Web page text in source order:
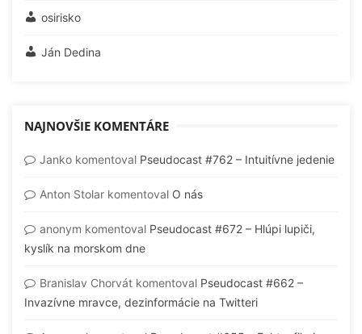
osirisko
Ján Dedina
NAJNOVŠIE KOMENTÁRE
Janko komentoval Pseudocast #762 – Intuitívne jedenie
Anton Stolar komentoval O nás
anonym komentoval Pseudocast #672 – Hlúpi lupiči,
kyslík na morskom dne
Branislav Chorvát komentoval Pseudocast #662 –
Invazívne mravce, dezinformácie na Twitteri